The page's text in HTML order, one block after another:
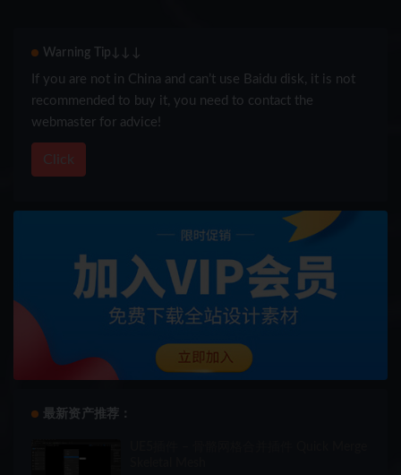
Warning Tip↓↓↓
If you are not in China and can’t use Baidu disk, it is not
recommended to buy it, you need to contact the
webmaster for advice!
Click
最新资产推荐：